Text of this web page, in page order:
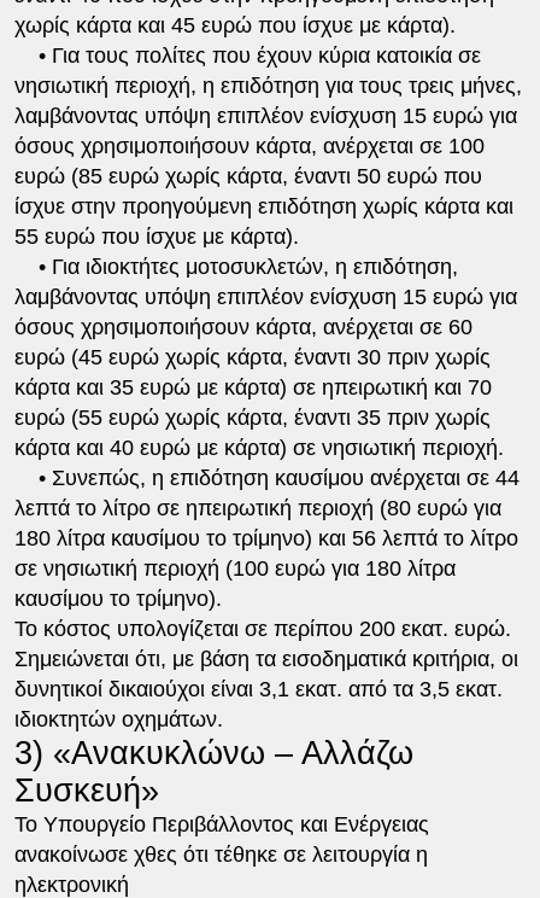
χωρίς κάρτα και 45 ευρώ που ίσχυε με κάρτα).
• Για τους πολίτες που έχουν κύρια κατοικία σε
νησιωτική περιοχή, η επιδότηση για τους τρεις μήνες,
λαμβάνοντας υπόψη επιπλέον ενίσχυση 15 ευρώ για
όσους χρησιμοποιήσουν κάρτα, ανέρχεται σε 100
ευρώ (85 ευρώ χωρίς κάρτα, έναντι 50 ευρώ που
ίσχυε στην προηγούμενη επιδότηση χωρίς κάρτα και
55 ευρώ που ίσχυε με κάρτα).
• Για ιδιοκτήτες μοτοσυκλετών, η επιδότηση,
λαμβάνοντας υπόψη επιπλέον ενίσχυση 15 ευρώ για
όσους χρησιμοποιήσουν κάρτα, ανέρχεται σε 60
ευρώ (45 ευρώ χωρίς κάρτα, έναντι 30 πριν χωρίς
κάρτα και 35 ευρώ με κάρτα) σε ηπειρωτική και 70
ευρώ (55 ευρώ χωρίς κάρτα, έναντι 35 πριν χωρίς
κάρτα και 40 ευρώ με κάρτα) σε νησιωτική περιοχή.
• Συνεπώς, η επιδότηση καυσίμου ανέρχεται σε 44
λεπτά το λίτρο σε ηπειρωτική περιοχή (80 ευρώ για
180 λίτρα καυσίμου το τρίμηνο) και 56 λεπτά το λίτρο
σε νησιωτική περιοχή (100 ευρώ για 180 λίτρα
καυσίμου το τρίμηνο).
Το κόστος υπολογίζεται σε περίπου 200 εκατ. ευρώ.
Σημειώνεται ότι, με βάση τα εισοδηματικά κριτήρια, οι
δυνητικοί δικαιούχοι είναι 3,1 εκατ. από τα 3,5 εκατ.
ιδιοκτητών οχημάτων.
3) «Ανακυκλώνω – Αλλάζω
Συσκευή»
Το Υπουργείο Περιβάλλοντος και Ενέργειας
ανακοίνωσε χθες ότι τέθηκε σε λειτουργία η
ηλεκτρονική